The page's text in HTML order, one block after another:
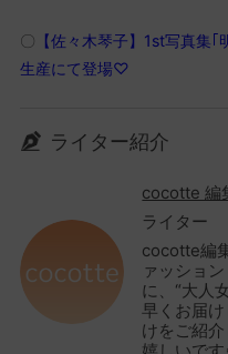
〇 【佐々木琴子】1st写真集
生産にて登場♡
ライター紹介
cocotte 編
ライター
cocotte編
ァッショ
に、“大人
早くお届
けをご紹
嬉しいです